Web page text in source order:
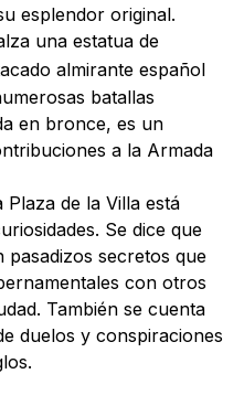
esplendor original.
una estatua de
almirante español
batallas
en bronce, es un
a la Armada
Plaza de la Villa está
Se dice que
secretos que
con otros
También se cuenta
duelos y conspiraciones